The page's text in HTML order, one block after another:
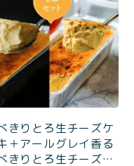
きりとろ生チーズケ
＋アールグレイ香る
きりとろ生チーズケ